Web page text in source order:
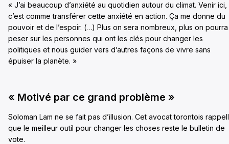
« J’ai beaucoup d’anxiété au quotidien autour du climat. Venir ici,
c’est comme transférer cette anxiété en action. Ça me donne du
pouvoir et de l’espoir. (…) Plus on sera nombreux, plus on pourra
peser sur les personnes qui ont les clés pour changer les
politiques et nous guider vers d’autres façons de vivre sans
épuiser la planète. »
« Motivé par ce grand problème »
Soloman Lam ne se fait pas d’illusion. Cet avocat torontois
que le meilleur outil pour changer les choses reste le bulletin de
vote.